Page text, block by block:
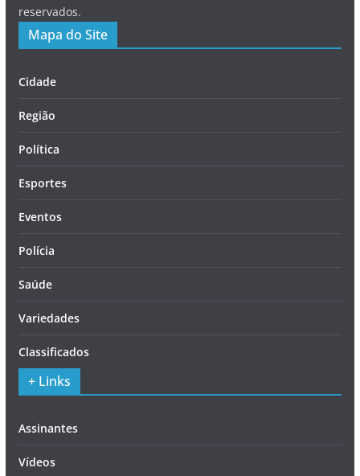
reservados.
Mapa do Site
Cidade
Região
Política
Esportes
Eventos
Polícia
Saúde
Variedades
Classificados
+ Links
Assinantes
Vídeos